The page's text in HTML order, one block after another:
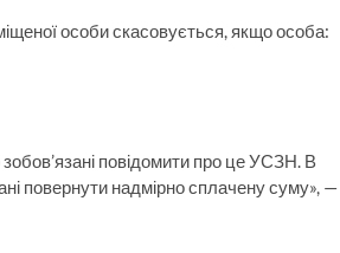
особи скасовується, якщо особа:
повідомити про це УСЗН. В
повернути надмірно сплачену суму», —